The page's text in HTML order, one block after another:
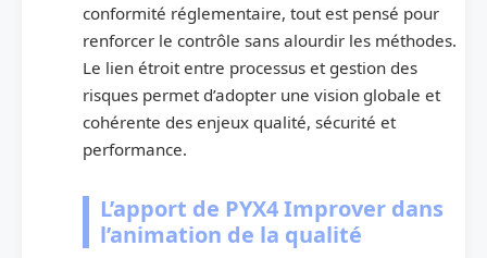
conformité réglementaire, tout est pensé pour
renforcer le contrôle sans alourdir les méthodes.
Le lien étroit entre processus et gestion des
risques permet d’adopter une vision globale et
cohérente des enjeux qualité, sécurité et
performance.
L’apport de PYX4 Improver dans
l’animation de la qualité